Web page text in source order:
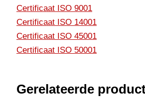
Certificaat ISO 9001
Certificaat ISO 14001
Certificaat ISO 45001
Certificaat ISO 50001
Gerelateerde